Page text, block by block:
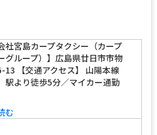
社宮島カープタクシー（カープ
グループ）】広島県廿日市市物
13 【交通アクセス】 山陽本線
駅より徒歩5分／マイカー通勤
む